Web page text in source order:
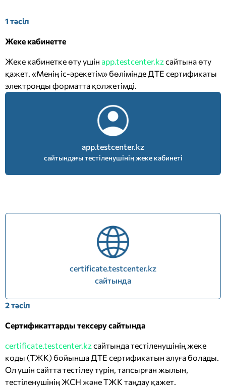
1 тәсіл
Жеке кабинетте
Жеке кабинетке өту үшін app.testcenter.kzсайтына өту
қажет. «Менің іс-әрекетім» бөлімінде ДТЕ сертификаты
электронды форматта қолжетімді.
app.testcenter.kz
сайтындағы тестіленушінің жеке кабинеті
certificate.testcenter.kz
сайтында
2 тәсіл
Сертификаттарды тексеру сайтында
certificate.testcenter.kzсайтында тестіленушінің жеке
коды (ТЖК) бойынша ДТЕ сертификатын алуға болады.
Ол үшін сайтта тестілеу түрін, тапсырған жылын,
тестіленушінің ЖСН және ТЖК таңдау қажет.